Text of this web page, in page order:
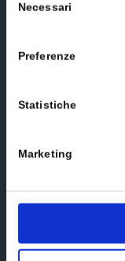
delNecessari
Preferenze
Statistiche
Marketing